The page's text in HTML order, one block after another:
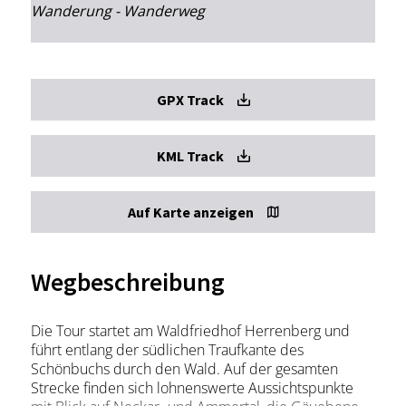
Wanderung - Wanderweg
GPX Track
KML Track
Auf Karte anzeigen
Wegbeschreibung
Die Tour startet am Waldfriedhof Herrenberg und
führt entlang der südlichen Traufkante des
Schönbuchs durch den Wald. Auf der gesamten
Strecke finden sich lohnenswerte Aussichtspunkte